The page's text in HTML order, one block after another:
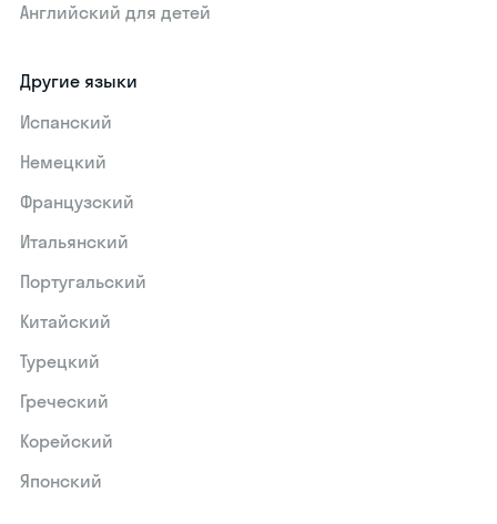
Английский для детей
Другие языки
Испанский
Немецкий
Французский
Итальянский
Португальский
Китайский
Турецкий
Греческий
Корейский
Японский